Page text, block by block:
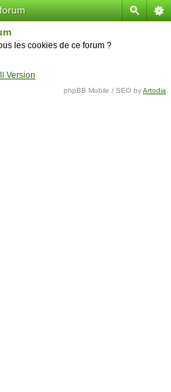
les cookies de ce forum ?
Version
phpBB Mobile / SEO byArtodia